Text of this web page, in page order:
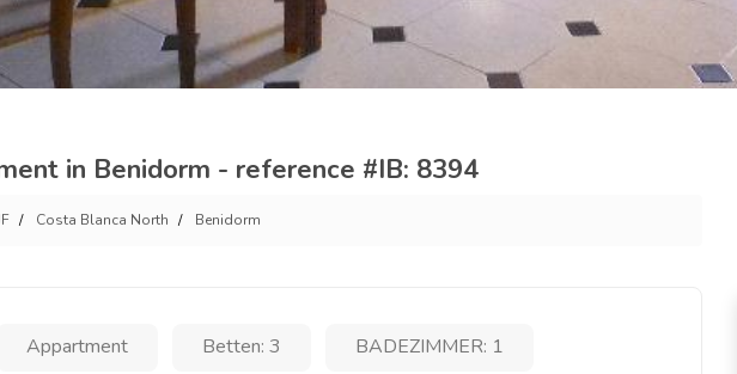
in Benidorm - reference #IB: 8394
Costa Blanca North Benidorm
Appartment Betten: 3 BADEZIMMER: 1